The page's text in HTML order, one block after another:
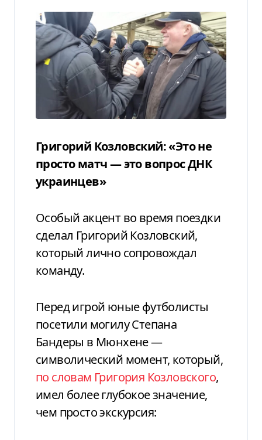
Григорий Козловский: «Это не
просто матч — это вопрос ДНК
украинцев»
Особый акцент во время поездки
сделал Григорий Козловский,
который лично сопровождал
команду.
Перед игрой юные футболисты
посетили могилу Степана
Бандеры в Мюнхене —
символический момент, который,
по словам Григория Козловского,
имел более глубокое значение,
чем просто экскурсия: